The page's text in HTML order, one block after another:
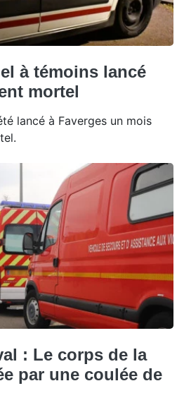
à témoins lancé
mortel
lancé à Faverges un mois
: Le corps de la
par une coulée de